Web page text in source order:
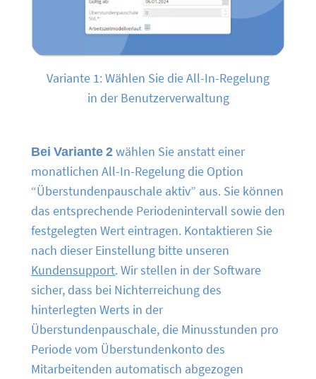
Variante 1: Wählen Sie die All-In-Regelung
in der Benutzerverwaltung
Bei Variante 2wählen Sie anstatt einer
monatlichen All-In-Regelung die Option
“Überstundenpauschale aktiv” aus. Sie können
das entsprechende Periodenintervall sowie den
festgelegten Wert eintragen. Kontaktieren Sie
nach dieser Einstellung bitte unseren
Kundensupport. Wir stellen in der Software
sicher, dass bei Nichterreichung des
hinterlegten Werts in der
Überstundenpauschale, die Minusstunden pro
Periode vom Überstundenkonto des
Mitarbeitenden automatisch abgezogen